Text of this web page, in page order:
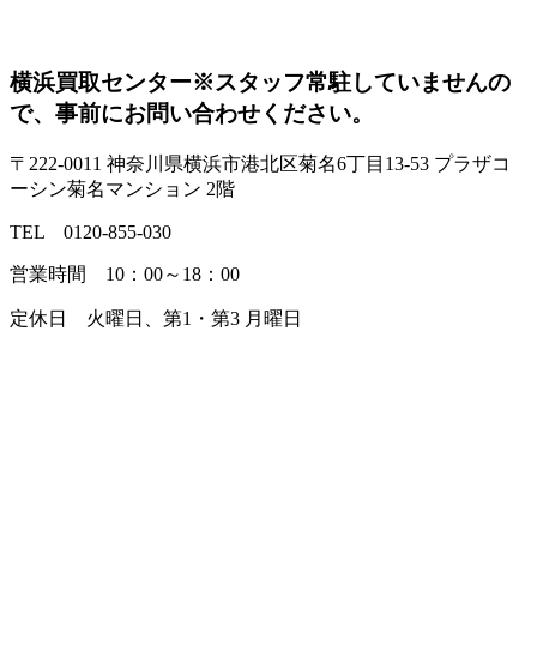
横浜買取センター※スタッフ常駐していませんの
で、事前にお問い合わせください。
〒222-0011 神奈川県横浜市港北区菊名6丁目13-53 プラザコ
ーシン菊名マンション 2階
TEL 0120-855-030
営業時間 10：00～18：00
定休日 火曜日、第1・第3 月曜日